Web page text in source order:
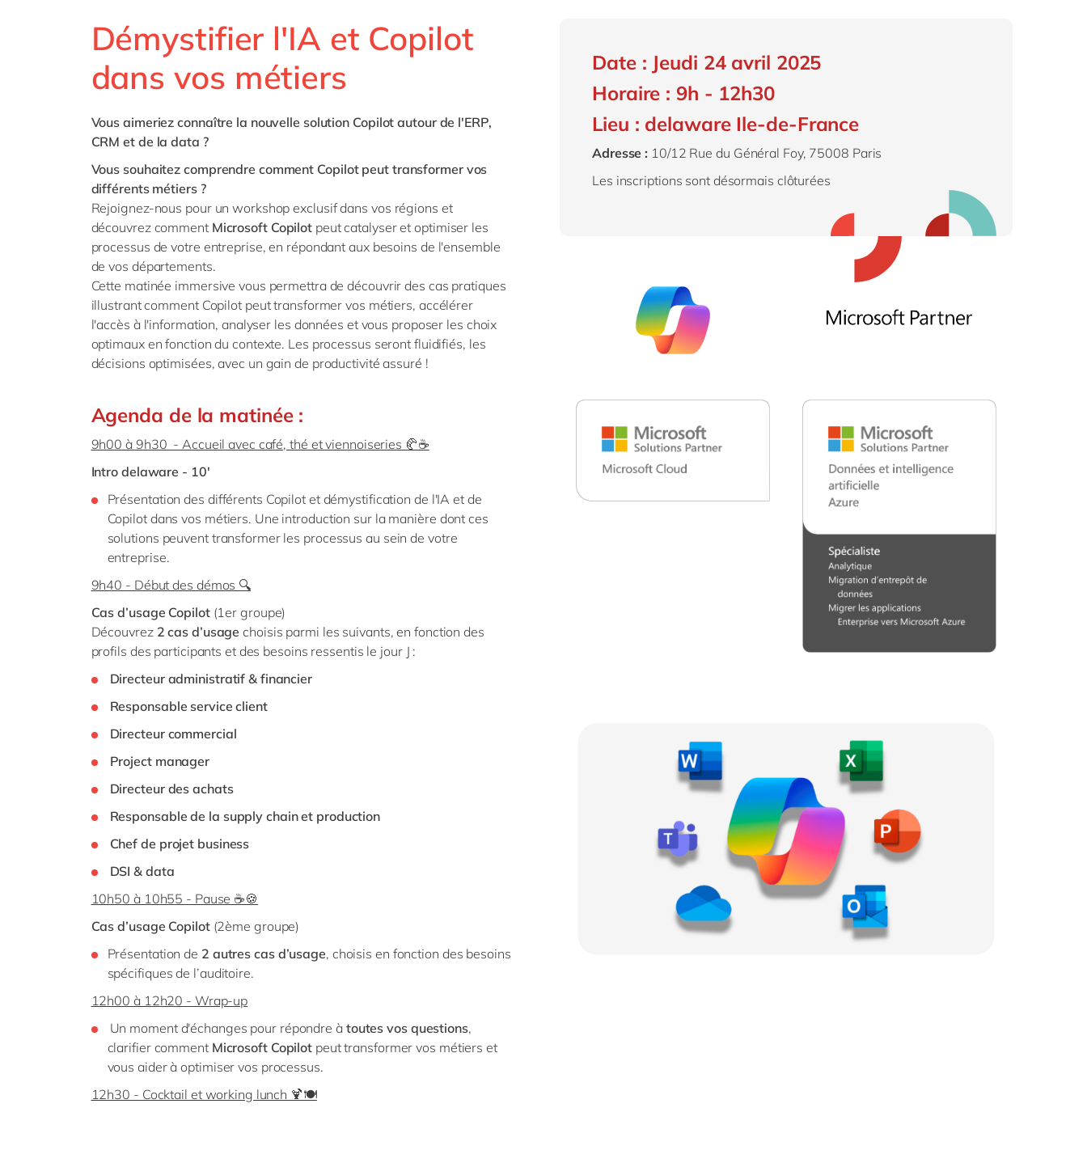
Intégration
tous nos services
SAP MII
SAP S/4HANA Cloud
SAP Signavio
Services publics
Textiles & mode
Démystifier l'IA et Copilot
dans vos métiers
Vous aimeriez connaître la nouvelle solution Copilot autour de l'ERP,
CRM et de la data ?
Vous souhaitez comprendre comment Copilotpeut transformer vos
différents métiers ?
Rejoignez-nous pour un workshopexclusif dans vos régions et
découvrez comment Microsoft Copilot peut catalyser et optimiser les
processus de votre entreprise, en répondant aux besoins de l'ensemble
de vos départements.
Cette matinée immersive vous permettra de découvrir des cas pratiques
illustrant comment Copilotpeut transformer vos métiers, accélérer
l'accès à l'information, analyser les données et vous proposer les choix
optimaux en fonction du contexte. Les processus seront fluidifiés, les
décisions optimisées, avec un gain de productivité assuré !
Agenda de la matinée :
9h00 à 9h30 - Accueil avec café, thé et viennoiseries 🥐☕
Intro delaware - 10'
Présentation des différents Copilot et démystification de l'IA et de
Copilot dans vos métiers. Une introduction sur la manière dont ces
solutions peuvent transformer les processus au sein de votre
entreprise.
9h40 - Début des démos 🔍
Cas d’usage Copilot(1er groupe)
Découvrez 2 cas d’usagechoisis parmi les suivants, en fonction des
profils des participants et des besoins ressentis le jour J :
Directeur administratif & financier
Responsable service client
Directeur commercial
Project manager
Directeur des achats
Responsable de la supply chain et production
Chef de projet business
DSI & data
10h50 à 10h55 - Pause ☕🍪
Cas d’usage Copilot(2ème groupe)
Présentation de 2 autres cas d’usage, choisis en fonction des besoins
spécifiques de l’auditoire.
12h00 à 12h20 - Wrap-up
Un moment d'échanges pour répondre à toutes vos questions,
clarifier comment Microsoft Copilot peut transformer vos métiers et
vous aider à optimiser vos processus.
12h30 - Cocktail et working lunch 🍹🍽️
Date : Jeudi 24 avril 2025
Horaire : 9h - 12h30
Lieu : delaware Ile-de-France
Adresse : 10/12 Rue du Général Foy, 75008 Paris
Les inscriptions sont désormais clôturées